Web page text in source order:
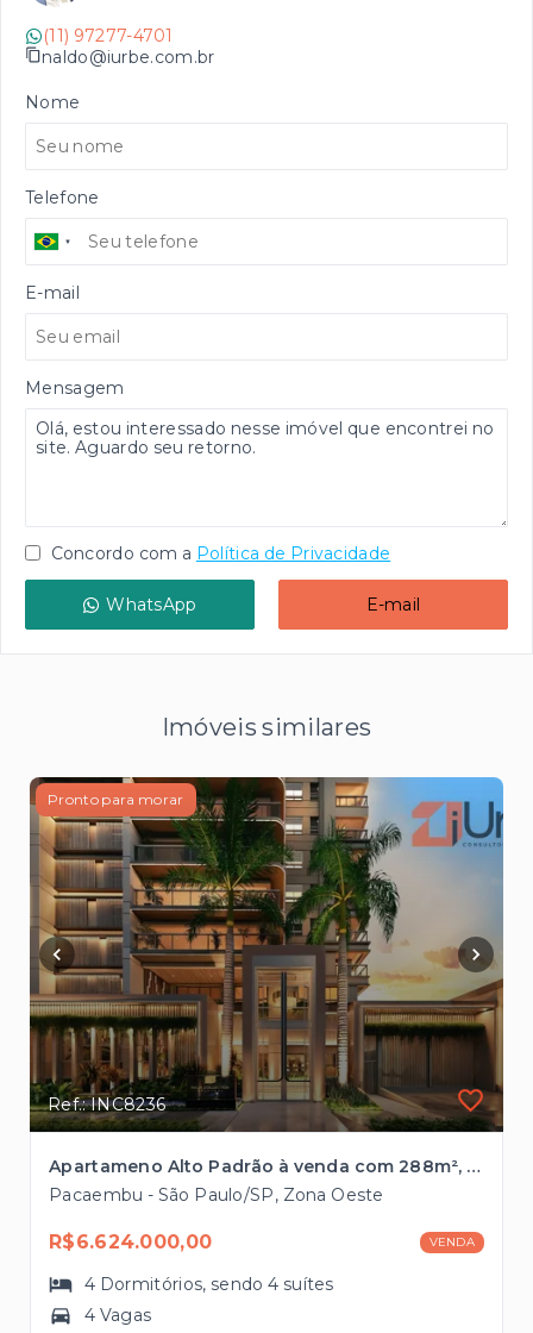
(11) 97277-4701
naldo@iurbe.com.br
Nome
Telefone
E-mail
Mensagem
Concordo com a Política de Privacidade
WhatsApp E-mail
Imóveis similares
Pronto para morar
Ref.: INC8236
Apartameno Alto Padrão à venda com 288m², 4 suítes , 4 vagas no Pacaembu
Pacaembu - São Paulo/SP, Zona Oeste
R$6.624.000,00 VENDA
4 Dormitórios, sendo4 suítes
4 Vagas